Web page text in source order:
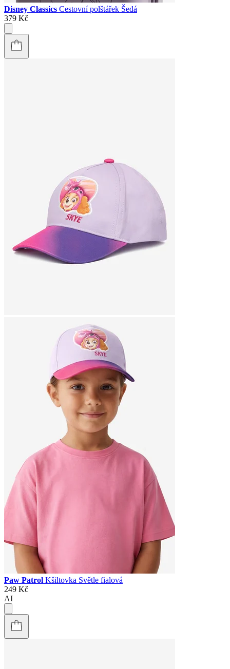
Disney Classics Cestovní polštářek Šedá
379 Kč
Paw Patrol Kšiltovka Světle fialová
249 Kč
AI